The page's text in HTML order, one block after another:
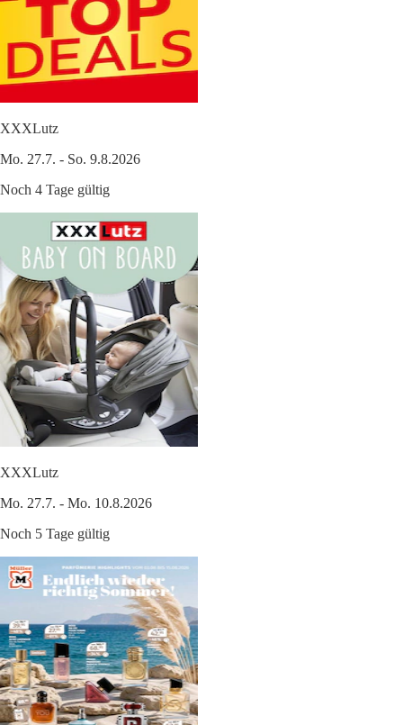
XXXLutz
Mo. 27.7. - So. 9.8.2026
Noch 4 Tage gültig
XXXLutz
Mo. 27.7. - Mo. 10.8.2026
Noch 5 Tage gültig